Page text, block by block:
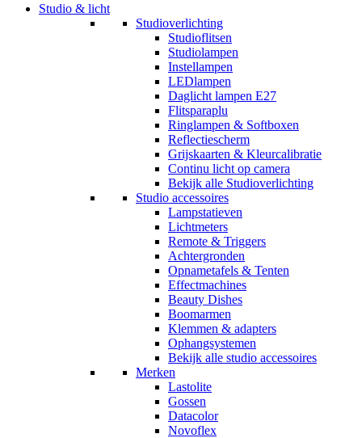
Studio & licht
Studioverlichting
Studioflitsen
Studiolampen
Instellampen
LEDlampen
Daglicht lampen E27
Flitsparaplu
Ringlampen & Softboxen
Reflectiescherm
Grijskaarten & Kleurcalibratie
Continu licht op camera
Bekijk alle Studioverlichting
Studio accessoires
Lampstatieven
Lichtmeters
Remote & Triggers
Achtergronden
Opnametafels & Tenten
Effectmachines
Beauty Dishes
Boomarmen
Klemmen & adapters
Ophangsystemen
Bekijk alle studio accessoires
Merken
Lastolite
Gossen
Datacolor
Novoflex